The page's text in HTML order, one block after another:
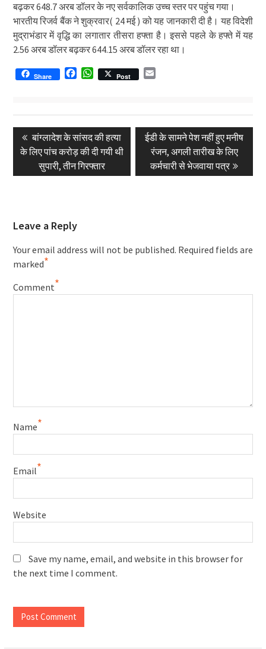
बढ़कर 648.7 अरब डॉलर के नए सर्वकालिक उच्च स्तर पर पहुंच गया।
भारतीय रिजर्व बैंक ने शुक्रवार( 24 मई ) को यह जानकारी दी है। यह विदेशी
मुद्राभंडार में वृद्धि का लगातार तीसरा हफ्ता है। इससे पहले के हफ्ते में यह
2.56 अरब डॉलर बढ़कर 644.15 अरब डॉलर रहा था।
Share FacebookWhatsApp
Post
Post
navigation
Previous
post:
बांग्लादेश के सांसद की हत्या
के लिए पांच करोड़ की दी गयी थी
सुपारी, तीन गिरफ्तार
Next
post:
ईडी के सामने पेश नहीं हुए मनीष
रंजन, अगली तारीख के लिए
कर्मचारी से भेजवाया पत्र
Leave a Reply
Your email address will not be published. Required fields are
marked*
Comment*
Name*
Email*
Website
Save my name, email, and website in this browser for
the next time I comment.